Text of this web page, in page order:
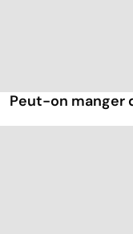
Peut-on manger